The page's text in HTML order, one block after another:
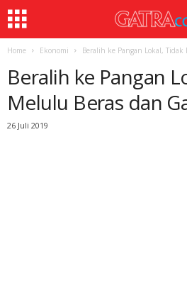
Home Ekonomi Beralih ke Pangan Lokal,
Beralih ke Pangan
Melulu Beras dan
26 Juli 2019